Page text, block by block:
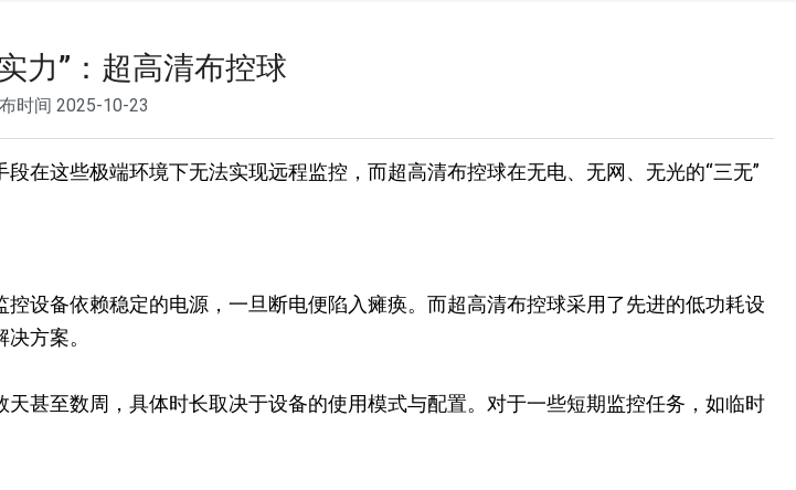
力”：超高清布控球
时间 2025-10-23
在这些极端环境下无法实现远程监控，而超高清布控球在无电、无网、无光的“三无”
设备依赖稳定的电源，一旦断电便陷入瘫痪。而超高清布控球采用了先进的低功耗设
方案。
甚至数周，具体时长取决于设备的使用模式与配置。对于一些短期监控任务，如临时